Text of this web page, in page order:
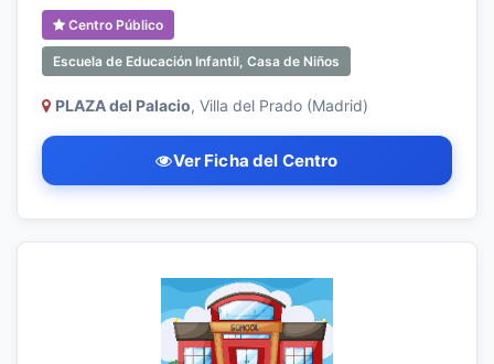
Centro Público
Escuela de Educación Infantil, Casa de Niños
PLAZA del Palacio, Villa del Prado (Madrid)
Ver Ficha del Centro